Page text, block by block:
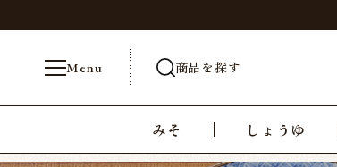
Menu 商品を探す
みそ しょうゆ